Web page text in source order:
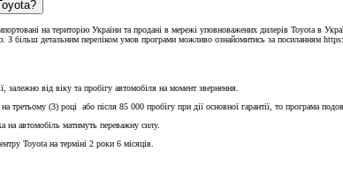
на територію України та продані в мережі уповноважених дилерів Toyota в
більш детальним переліком умов програми можливо ознайомитись за посиланням
залежно від віку та пробігу автомобіля на момент звернення.
(3) році або після 85 000 пробігу при дії основної гарантії, то програма
на автомобіль матимуть переважну силу.
Toyota на терміні 2 роки 6 місяців.